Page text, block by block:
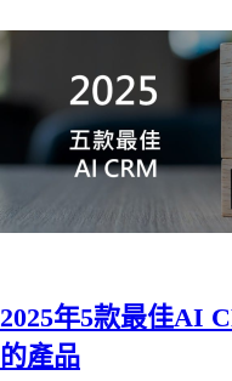
2025年5款最佳AI
的產品